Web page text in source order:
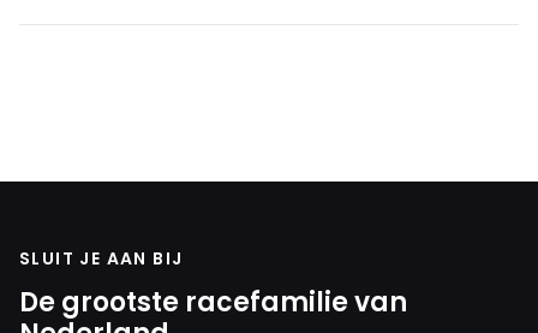
SLUIT JE AAN BIJ
De grootste racefamilie van